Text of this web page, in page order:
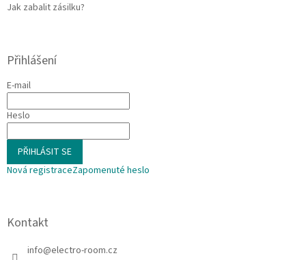
Jak zabalit zásilku?
Přihlášení
E-mail
Heslo
PŘIHLÁSIT SE
Nová registraceZapomenuté heslo
Kontakt
info@electro-room.cz